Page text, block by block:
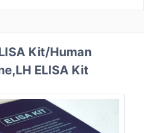
Kit/Human
ELISA Kit